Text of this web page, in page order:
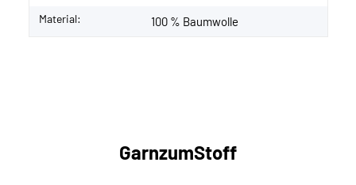
Material: 100 % Baumwolle
GarnzumStoff